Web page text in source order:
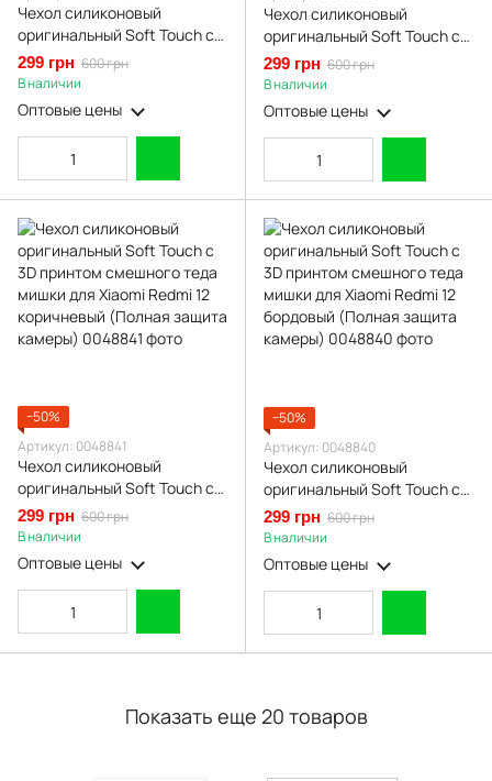
Чехол силиконовый
оригинальный Soft Touch с
3D принтом смешного теда
мишки для Xiaomi Redmi 12
розовый (Полная защита
камеры)
299 грн 600 грн
В наличии
Оптовые цены
Чехол силиконовый
оригинальный Soft Touch с
3D принтом смешного теда
мишки для Xiaomi Redmi 12
молочный (Полная защита
камеры)
299 грн 600 грн
В наличии
Оптовые цены
−50%
Артикул: 0048841
Чехол силиконовый
оригинальный Soft Touch с
3D принтом смешного теда
мишки для Xiaomi Redmi 12
коричневый (Полная защита
камеры)
299 грн 600 грн
В наличии
Оптовые цены
−50%
Артикул: 0048840
Чехол силиконовый
оригинальный Soft Touch с
3D принтом смешного теда
мишки для Xiaomi Redmi 12
бордовый (Полная защита
камеры)
299 грн 600 грн
В наличии
Оптовые цены
Показать еще 20 товаров